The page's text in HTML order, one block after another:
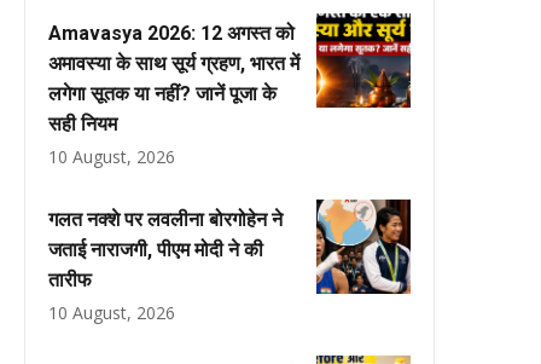
Amavasya 2026: 12 अगस्त को
अमावस्या के साथ सूर्य ग्रहण, भारत में
लगेगा सूतक या नहीं? जानें पूजा के
सही नियम
10 August, 2026
गलत नक्शे पर लवलीना बोरगोहेन ने
जताई नाराजगी, पीएम मोदी ने की
तारीफ
10 August, 2026